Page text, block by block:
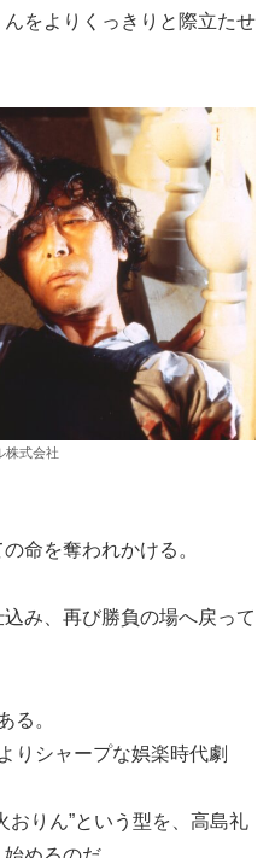
をよりくっきりと際立たせ
株式会社
命を奪われかける。
み、再び勝負の場へ戻って
る。
りシャープな娯楽時代劇
おりん”という型を、高島礼